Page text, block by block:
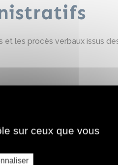
les procès verbaux issus
sur ceux que vous